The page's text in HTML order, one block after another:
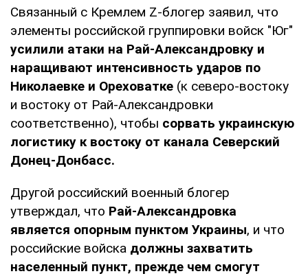
Связанный с Кремлем Z-блогер заявил, что
элементы российской группировки войск "Юг"
усилили атаки на Рай-Александровку и
наращивают интенсивность ударов по
Николаевке и Ореховатке (к северо-востоку
и востоку от Рай-Александровки
соответственно), чтобы сорвать украинскую
логистику к востоку от канала Северский
Донец-Донбасс.
Другой российский военный блогер
утверждал, что Рай-Александровка
является опорным пунктом Украины, и что
российские войска должны захватить
населенный пункт, прежде чем смогут